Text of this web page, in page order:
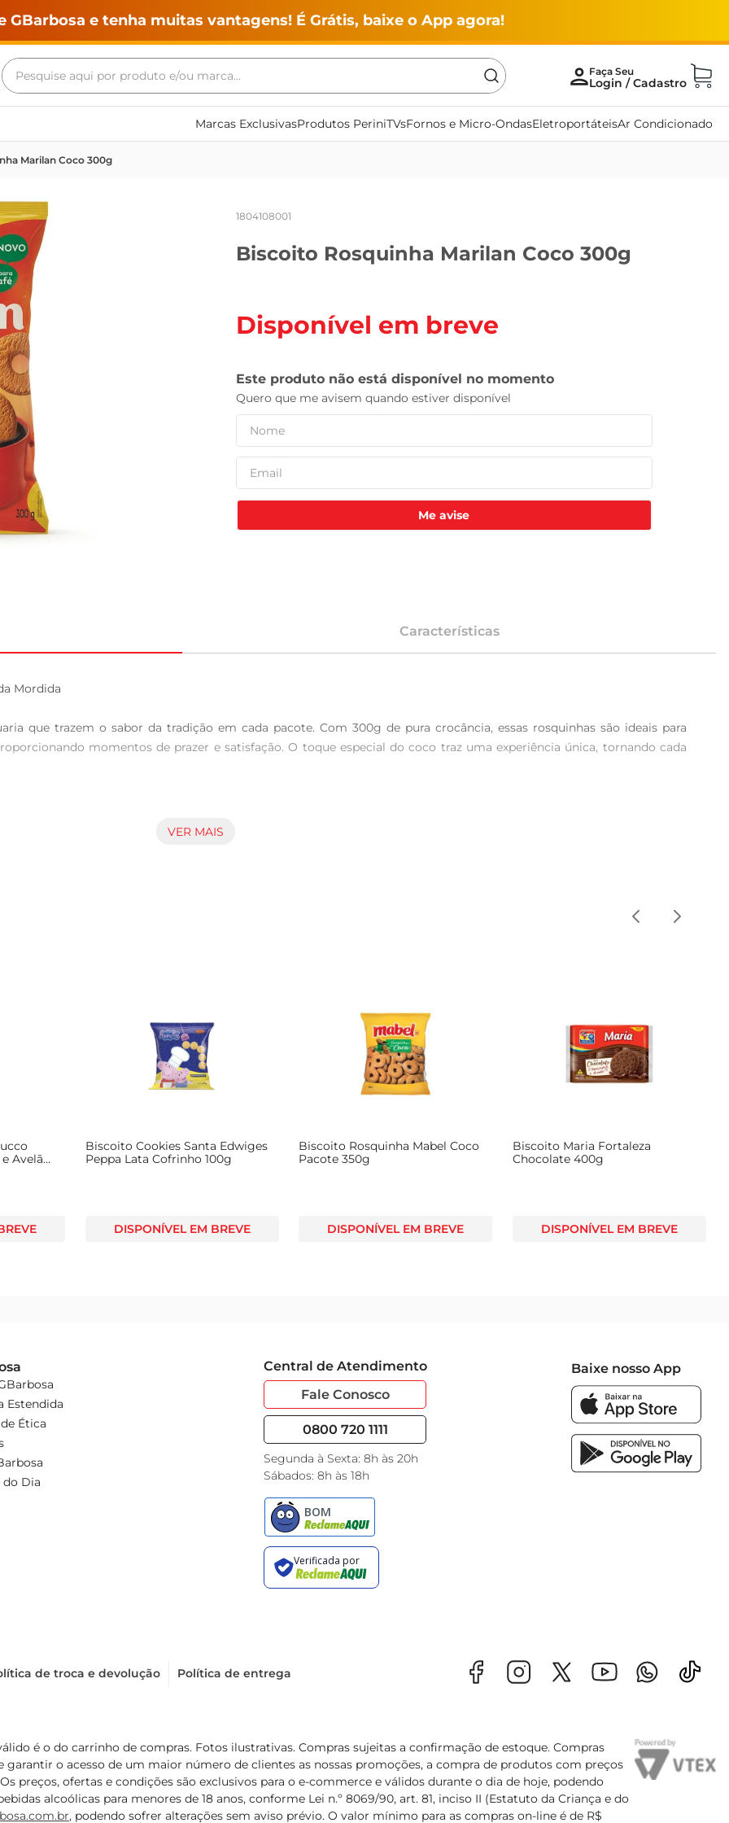
GBarbosa e tenha muitas vantagens! É Grátis, baixe o App agora!
Pesquise aqui por produto e/ou marca...
Marcas ExclusivasProdutos PeriniTVsFornos e Micro-OndasEletroportáteisAr Condicionado
Marilan Coco 300g
1804108001
Biscoito Rosquinha Marilan Coco 300g
Disponível em breve
Me avise
Características
Mordida
que trazem o sabor da tradição em cada pacote. Com 300g de pura crocância, essas rosquinhas são ideais para
momentos de prazer e satisfação. O toque especial do coco traz uma experiência única, tornando cada
Seja para um momento de pausa ou para compartilhar com amigos e familiares, essas rosquinhas são a escolha ideal.
para quem busca um lanche prático e saboroso. Além de serem uma opção deliciosa, as Rosquinhas Marilan
VER MAIS
Avelã
Biscoito Cookies Santa Edwiges
Peppa Lata Cofrinho 100g
DISPONÍVEL EM BREVE
Biscoito Rosquinha Mabel Coco
Pacote 350g
DISPONÍVEL EM BREVE
Biscoito Maria Fortaleza
Chocolate 400g
DISPONÍVEL EM BREVE
Estendida
Ética
do Dia
Central de Atendimento
Fale Conosco
0800 720 1111
Segunda à Sexta: 8h às 20h
Sábados: 8h às 18h
Baixe nosso App
de troca e devolução Política de entrega
é o do carrinho de compras. Fotos ilustrativas. Compras sujeitas a confirmação de estoque. Compras
garantir o acesso de um maior número de clientes as nossas promoções, a compra de produtos com preços
preços, ofertas e condições são exclusivos para o e-commerce e válidos durante o dia de hoje, podendo
alcoólicas para menores de 18 anos, conforme Lei n.º 8069/90, art. 81, inciso II (Estatuto da Criança e do
, podendo sofrer alterações sem aviso prévio. O valor mínimo para as compras on-line é de R$
Termos mais buscados
maquina lavar
café
cerveja